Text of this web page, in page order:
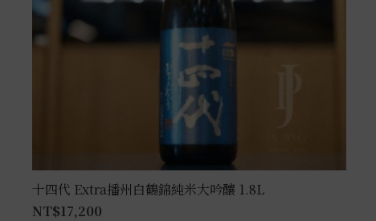
十四代 Extra播州白鶴錦純米大吟釀 1.8L
NT$17,200